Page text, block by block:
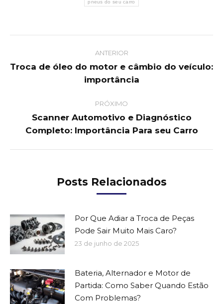
pneus do seu carro
navigation
ANTERIOR
post:
Troca de óleo do motor e câmbio do veículo:
importância
PRÓXIMO
post:
Scanner Automotivo e Diagnóstico
Completo: Importância Para seu Carro
Posts Relacionados
Por Que Adiar a Troca de Peças
Pode Sair Muito Mais Caro?
23 de junho de 2025
Bateria, Alternador e Motor de
Partida: Como Saber Quando Estão
Com Problemas?